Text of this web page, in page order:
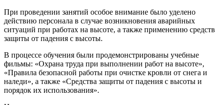
При проведении занятий особое внимание было уделено
действию персонала в случае возникновения аварийных
ситуаций при работах на высоте, а также применению средств
защиты от падения с высоты.
В процессе обучения были продемонстрированы учебные
фильмы: «Охрана труда при выполнении работ на высоте»,
«Правила безопасной работы при очистке кровли от снега и
наледи», а также «Средства защиты от падения с высоты и
порядок их использования».